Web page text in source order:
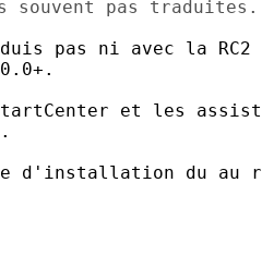
pas ni avec la
et les
d'installation du au